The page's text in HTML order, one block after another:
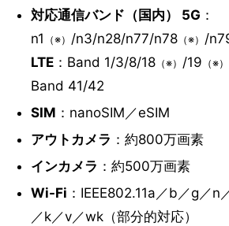
対応通信バンド（国内） 5G ：
n1
（※） /n3/n28/n77/n78（※） /
LTE：Band 1/3/8/18（※） /19 （※）
Band 41/42
SIM ：nanoSIM／eSIM
アウトカメラ ：約800万画素
インカメラ ：約500万画素
Wi-Fi ：IEEE802.11a／b／g／n
／k／v／wk（部分的対応）